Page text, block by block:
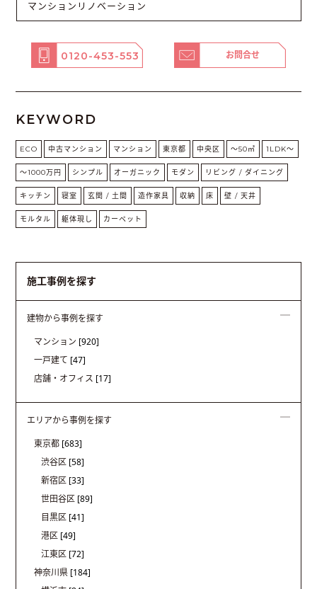
マンションリノベーション
0120-453-553 お問合せ
KEYWORD
ECO 中古マンション マンション 東京都 中央区 〜50㎡ 1LDK〜
〜1000万円 シンプル オーガニック モダン リビング / ダイニング
キッチン 寝室 玄関 / 土間 造作家具 収納 床 壁 / 天井
モルタル 躯体現し カーペット
施工事例を探す
建物から事例を探す
マンション [920]
一戸建て [47]
店舗・オフィス [17]
エリアから事例を探す
東京都 [683]
渋谷区 [58]
新宿区 [33]
世田谷区 [89]
目黒区 [41]
港区 [49]
江東区 [72]
神奈川県 [184]